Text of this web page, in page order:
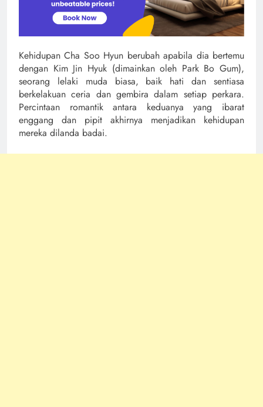
Kehidupan Cha Soo Hyun berubah apabila dia bertemu
dengan Kim Jin Hyuk (dimainkan oleh Park Bo Gum),
seorang lelaki muda biasa, baik hati dan sentiasa
berkelakuan ceria dan gembira dalam setiap perkara.
Percintaan romantik antara keduanya yang ibarat
enggang dan pipit akhirnya menjadikan kehidupan
mereka dilanda badai.